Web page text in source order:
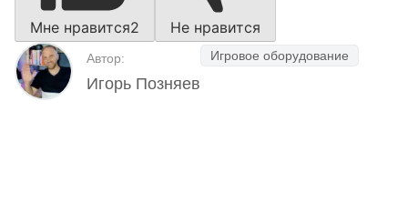
Мне нравится2 Не нравится
Автор:
Игорь Позняев
Игровое оборудование